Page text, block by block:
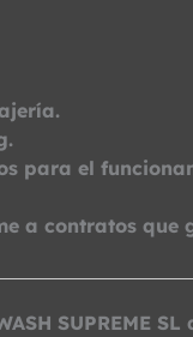
para el
a contratos
SUPREME